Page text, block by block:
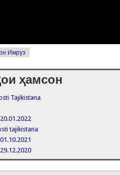
Имруз
ҳамсон
Tajikistana
tajikistana